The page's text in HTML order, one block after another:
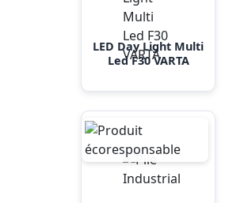
LED Day Light Multi
Led F30 VARTA